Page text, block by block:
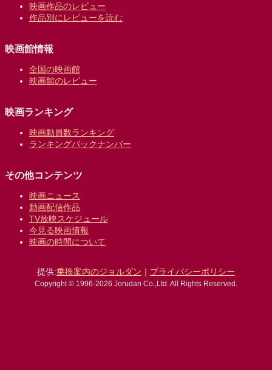
映画作品のレビュー
作品別にレビューを読む
映画館情報
全国の映画館
映画館のレビュー
映画ランキング
映画動員数ランキング
ランキングバックナンバー
その他コンテンツ
映画ニュース
動画配信作品
TV放映スケジュール
今見る映画情報
映画の時間について
提供:乗換案内のジョルダン ｜ プライバシーポリシー
Copyright © 1996-2026 Jorudan Co.,Ltd. All Rights Reserved.